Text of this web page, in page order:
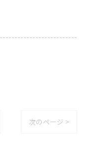
次のページ >